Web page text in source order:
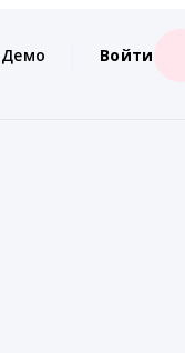
Демо Войти